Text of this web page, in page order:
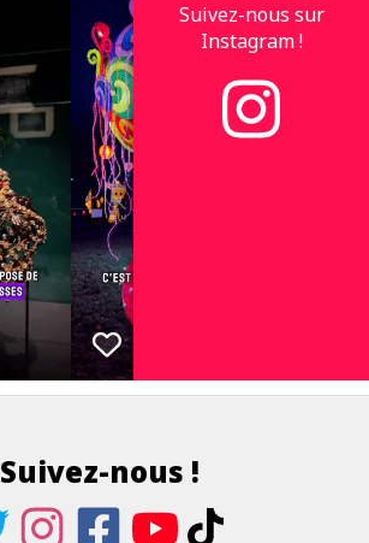
Suivez-nous sur
Instagram !
Suivez-nous !